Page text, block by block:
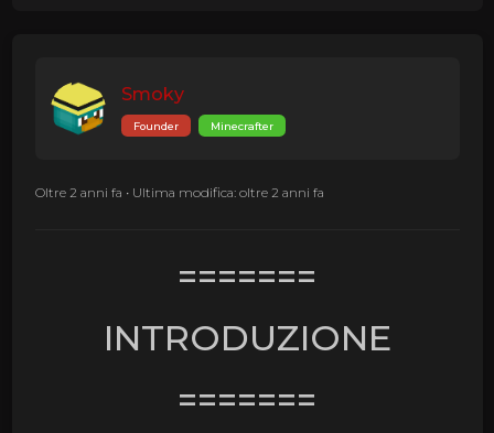
Smoky
Founder Minecrafter
Oltre 2 anni fa • Ultima modifica: oltre 2 anni fa
=======
INTRODUZIONE
=======